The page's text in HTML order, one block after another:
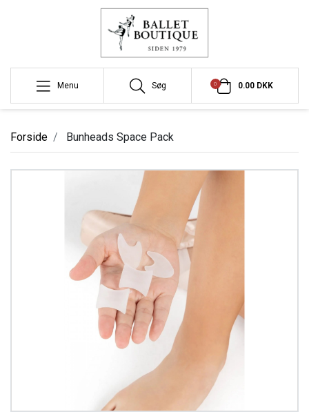
Menu Søg 0 0.00 DKK
Forside Bunheads Space Pack